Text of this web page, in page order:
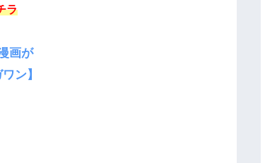
ラ
画が
ン】